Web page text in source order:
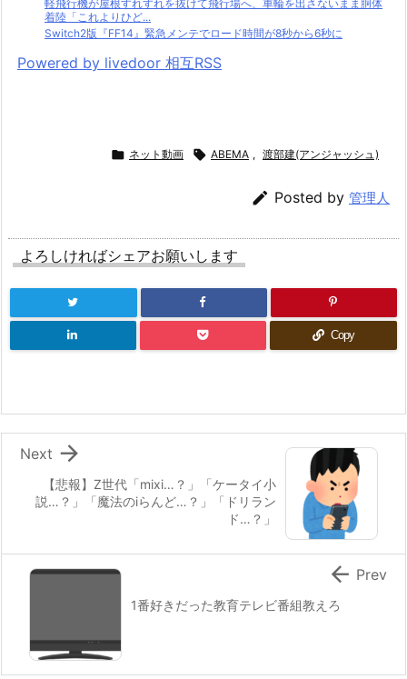
軽飛行機が屋根すれすれを抜けて飛行場へ、車輪を出さないまま胴体
着陸「これよりひど...
Switch2版『FF14』緊急メンテでロード時間が8秒から6秒に
Powered by livedoor 相互RSS
 ネット動画  ABEMA , 渡部建(アンジャッシュ)
 Posted by 管理人
よろしければシェアお願いします
Copy
【悲報】Z世代「mixi…？」「ケータイ小
説…？」「魔法のiらんど…？」「ドリラン
ド…？」

Next
1番好きだった教育テレビ番組教えろ
 Prev